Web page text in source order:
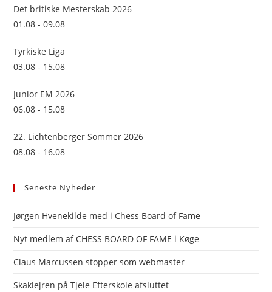
Det britiske Mesterskab 2026
01.08 - 09.08
Tyrkiske Liga
03.08 - 15.08
Junior EM 2026
06.08 - 15.08
22. Lichtenberger Sommer 2026
08.08 - 16.08
Seneste Nyheder
Jørgen Hvenekilde med i Chess Board of Fame
Nyt medlem af CHESS BOARD OF FAME i Køge
Claus Marcussen stopper som webmaster
Skaklejren på Tjele Efterskole afsluttet